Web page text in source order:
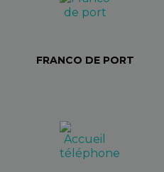
FRANCO DE PORT